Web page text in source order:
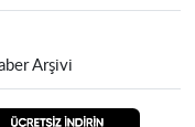
Arşivi